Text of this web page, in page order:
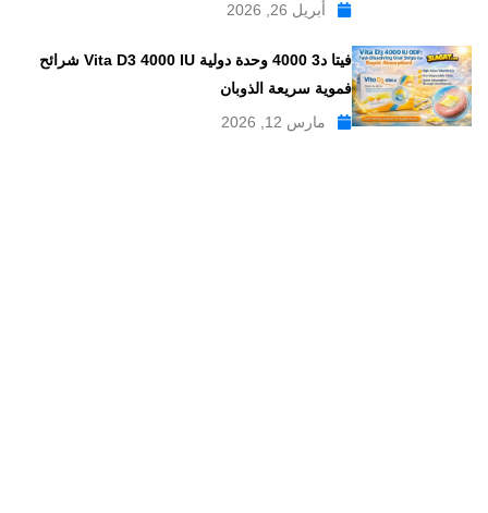
أبريل 26, 2026
فيتا د3 4000 وحدة دولية Vita D3 4000 IU شرائح
فموية سريعة الذوبان
مارس 12, 2026